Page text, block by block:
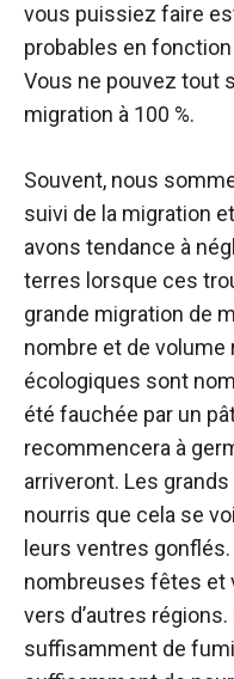
vous puissiez faire
probables en
Vous ne pouvez tout
migration à 100 %.
Souvent, nous
suivi de la migration
avons tendance à
terres lorsque ces
grande migration de
nombre et de
écologiques sont
été fauchée par un
recommencera à
arriveront. Les
nourris que cela se
leurs ventres
nombreuses fêtes et
vers d’autres
suffisamment de